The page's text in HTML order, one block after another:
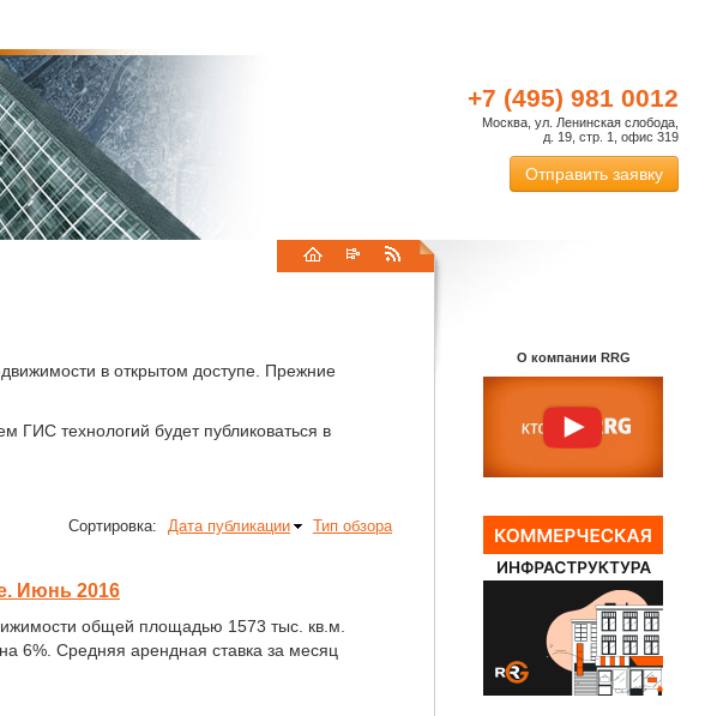
+7 (495) 981 0012
Москва, ул. Ленинская слобода,
д. 19, стр. 1, офис 319
Отправить заявку
в открытом доступе. Прежние
ГИС технологий будет публиковаться в
Сортировка: Дата публикации Тип обзора
Июнь 2016
общей площадью 1573 тыс. кв.м.
6%. Средняя арендная ставка за месяц
О компании RRG